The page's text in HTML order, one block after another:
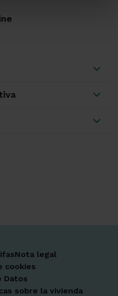
Nota legal
cookies
Datos
sobre la vivienda